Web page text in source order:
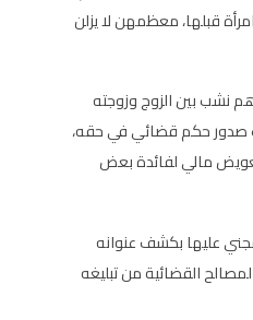
13 للرجل وأنه متزوج من 12 امرأة قبلها، معظمهن لا يزلن
نشب بين الزوج وزوجته
صدور حكم قضائي في حقه،
مالي لفائدة بعض
عليها بكشف عنوانه
القضائية من تبليغه